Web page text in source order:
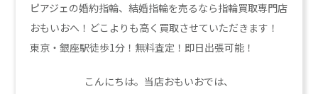
ピアジェの婚約指輪、結婚指輪を売るなら指輪買取専門店
おもいおへ！どこよりも高く買取させていただきます！
東京・銀座駅徒歩1分！無料査定！即日出張可能！
こんにちは。当店おもいおでは、